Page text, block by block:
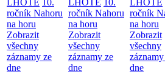
LHOTĚ 10.
ročník Nahoru
na horu
Zobrazit
všechny
záznamy ze
dne
LHOTĚ 10.
ročník Nahoru
na horu
Zobrazit
všechny
záznamy ze
dne
LHOTĚ
ročník
na horu
Zobrazit
všechny
dne